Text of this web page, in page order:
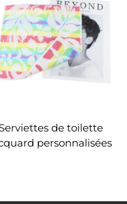
de toilette
personnalisées